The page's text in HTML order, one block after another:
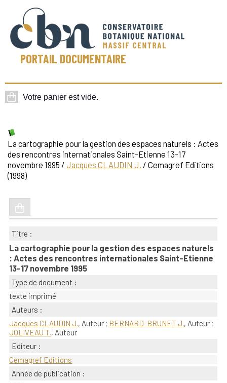
PORTAIL DOCUMENTAIRE
La cartographie pour la gestion des espaces naturels : Actes
des rencontres internationales Saint-Etienne 13-17
novembre 1995 /Jacques CLAUDIN J. / Cemagref Editions
(1998)
Titre :
La cartographie pour la gestion des espaces naturels
: Actes des rencontres internationales Saint-Etienne
13-17 novembre 1995
Type de document :
texte imprimé
Auteurs :
Jacques CLAUDIN J., Auteur ; BERNARD-BRUNET J., Auteur ;
JOLIVEAU T., Auteur
Editeur :
Cemagref Editions
Année de publication :